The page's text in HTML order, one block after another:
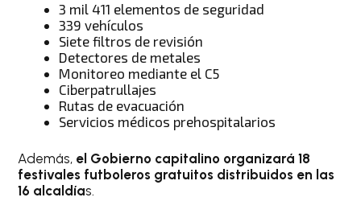
3 mil 411 elementos de seguridad
339 vehículos
Siete filtros de revisión
Detectores de metales
Monitoreo mediante el C5
Ciberpatrullajes
Rutas de evacuación
Servicios médicos prehospitalarios
Además, el Gobierno capitalino organizará 18
festivales futboleros gratuitos distribuidos en las
16 alcaldías.